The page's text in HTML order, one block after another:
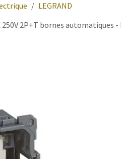
LEGRAND
2P+T bornes automatiques -